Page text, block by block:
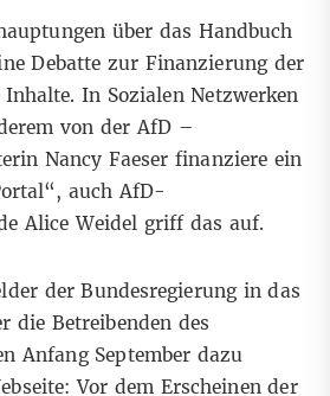
über das Handbuch
Debatte zur Finanzierung der
In Sozialen Netzwerken
von der AfD –
Nancy Faeser finanziere ein
auch AfD-
Alice Weidel griff das auf.
der Bundesregierung in das
die Betreibenden des
Anfang September dazu
Vor dem Erscheinen der